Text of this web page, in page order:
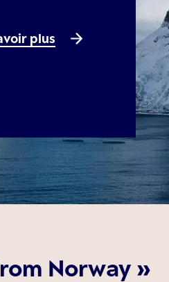
plus
Norway »